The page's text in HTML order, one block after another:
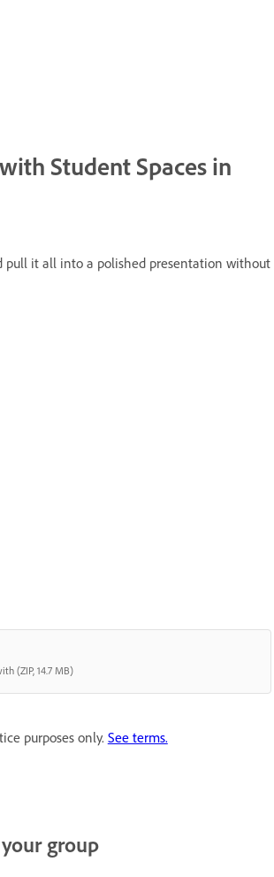
Student Spaces in
pull it all into a polished presentation without
(ZIP, 14.7 MB)
purposes only. See terms.
group